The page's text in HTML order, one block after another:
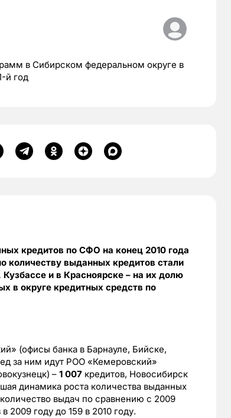
в Сибирском федеральном округе в
й год
кредитов по СФО на конец 2010 года
количеству выданных кредитов стали
и в Красноярске – на их долю
в округе кредитных средств по
(офисы банка в Барнауле, Бийске,
за ним идут РОО «Кемеровский»
– 1 007 кредитов, Новосибирск
динамика роста количества выданных
выдач по сравнению с 2009
2009 году до 159 в 2010 году.